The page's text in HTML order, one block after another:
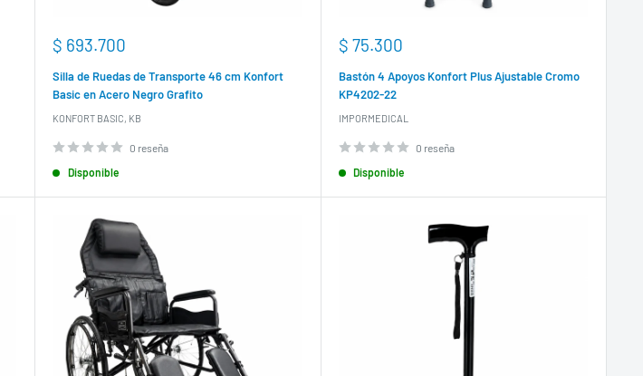
Precio
venta
$ 693.700
Silla de Ruedas de Transporte 46 cm Konfort
Basic en Acero Negro Grafito
KONFORT BASIC, KB
0 reseña
Disponible
Precio
venta
$ 75.300
Bastón 4 Apoyos Konfort Plus Ajustable Cromo
KP4202-22
IMPORMEDICAL
0 reseña
Disponible